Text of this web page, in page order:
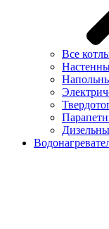
Все